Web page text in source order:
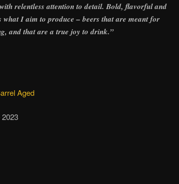
relentless attention to detail. Bold, flavorful and
what I aim to produce – beers that are meant for
and that are a true joy to drink.”
Aged